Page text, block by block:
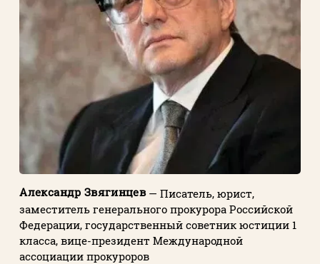
Александр Звягинцев— Писатель, юрист,
заместитель генерального прокурора Российской
Федерации, государственный советник юстиции 1
класса, вице-президент Международной
ассоциации прокуроров